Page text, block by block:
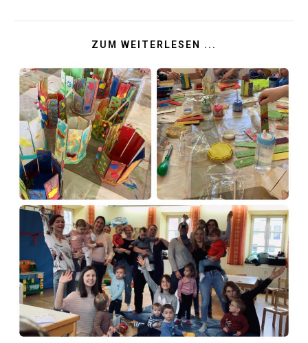
ZUM WEITERLESEN ...